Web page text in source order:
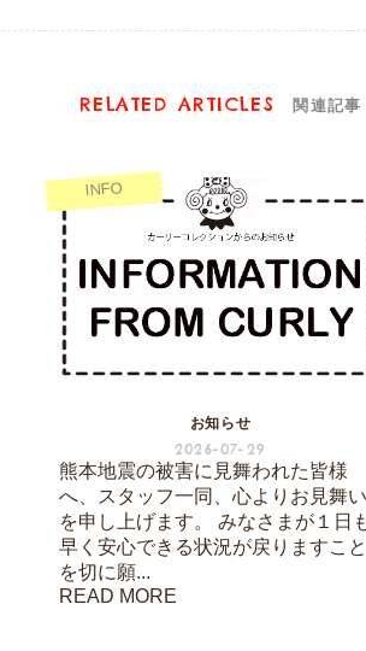
RELATED ARTICLES 関連記事
INFO
お知らせ
2026-07-29
熊本地震の被害に見舞われた皆様
へ、スタッフ一同、心よりお見舞い
を申し上げます。 みなさまが１日
早く安心できる状況が戻りますこと
を切に願...
READ MORE